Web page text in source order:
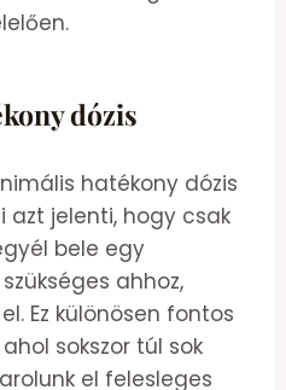
dózis
hatékony dózis
azt jelenti, hogy csak
bele egy
ahhoz,
Ez különösen fontos
sokszor túl sok
el felesleges